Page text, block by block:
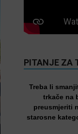
PITANJE ZA
Treba li
trkače na
preusmjeriti
starosne